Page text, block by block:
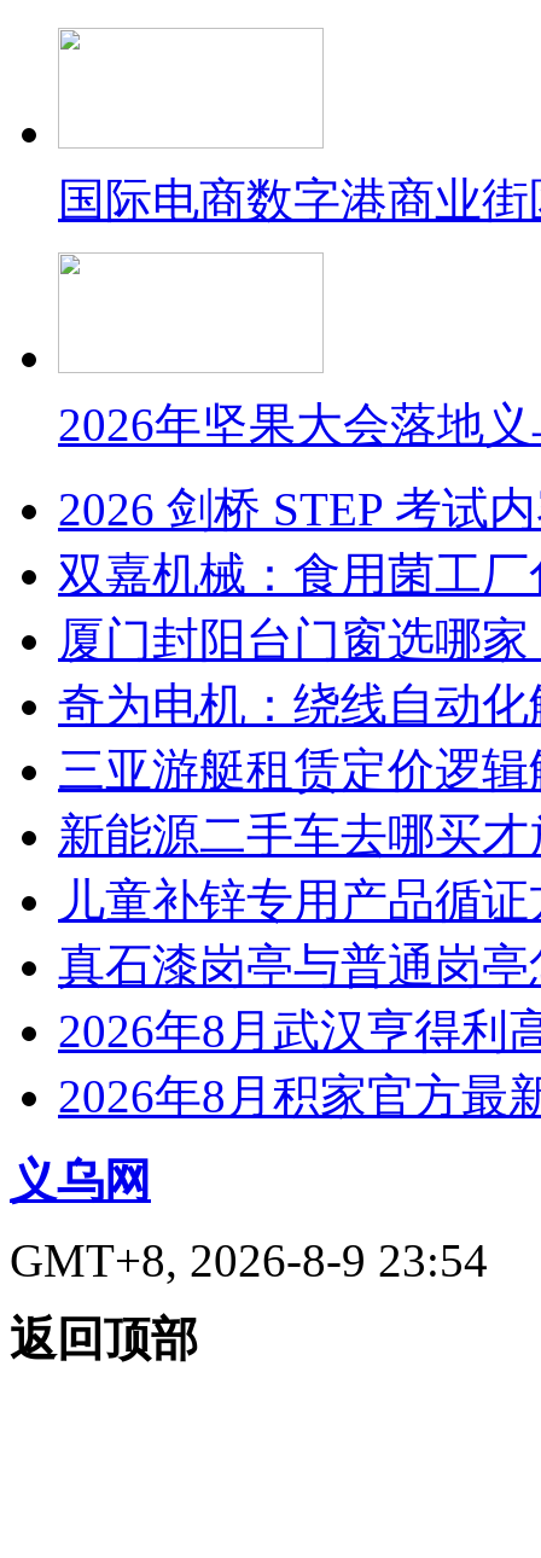
国际电商数字港商业
2026年坚果大会落地
2026 剑桥 STEP 考试
双嘉机械：食用菌工
厦门封阳台门窗选哪
奇为电机：绕线自动
三亚游艇租赁定价逻
新能源二手车去哪买
儿童补锌专用产品循
真石漆岗亭与普通岗
2026年8月武汉亨得利
2026年8月积家官方最
义乌网
GMT+8, 2026-8-9 23:54
返回顶部